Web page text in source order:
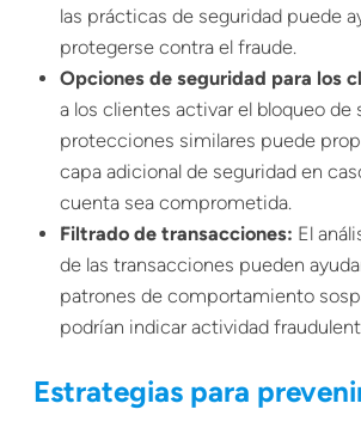
las prácticas de seguridad puede
protegerse contra el fraude.
Opciones de seguridad para los
a los clientes activar el bloqueo de
protecciones similares puede
capa adicional de seguridad en
cuenta sea comprometida.
Filtrado de transacciones: El
de las transacciones pueden
patrones de comportamiento
podrían indicar actividad
Estrategias para